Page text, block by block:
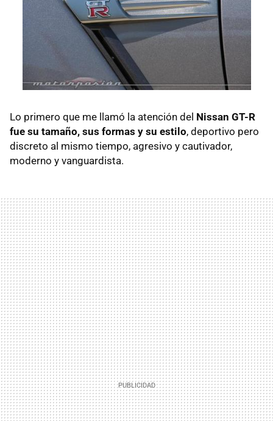
Lo primero que me llamó la atención del Nissan GT-R
fue su tamaño, sus formas y su estilo, deportivo pero
discreto al mismo tiempo, agresivo y cautivador,
moderno y vanguardista.